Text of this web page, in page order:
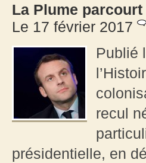
La Plume parcourt
Le 17 février 2017
Publié
recul
présidentielle, en